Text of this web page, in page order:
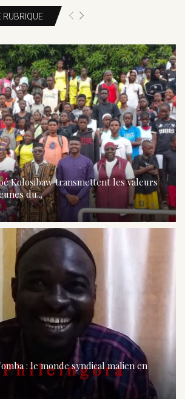
Kolosibaw transmettent les valeurs
du...
: le monde syndical malien en